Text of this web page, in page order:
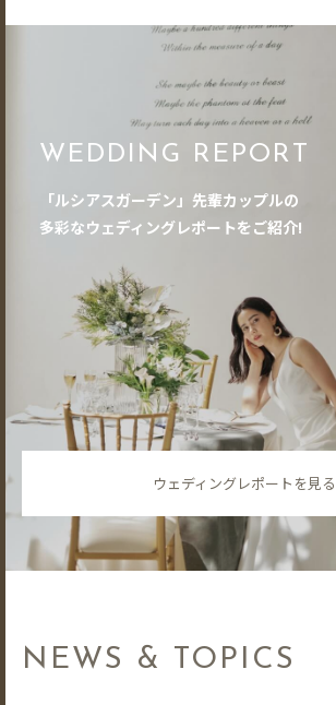
WEDDING REPORT
「ルシアスガーデン」先輩カップルの
多彩なウェディングレポートをご紹介!
ウェディングレポートを見る
NEWS & TOPICS